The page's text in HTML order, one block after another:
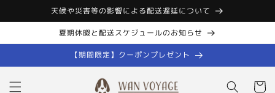
コンテン
ツに進む
天候や災害等の影響による配送遅延について
夏期休暇と配送スケジュールのお知らせ
【期間限定】クーポンプレゼント
ー